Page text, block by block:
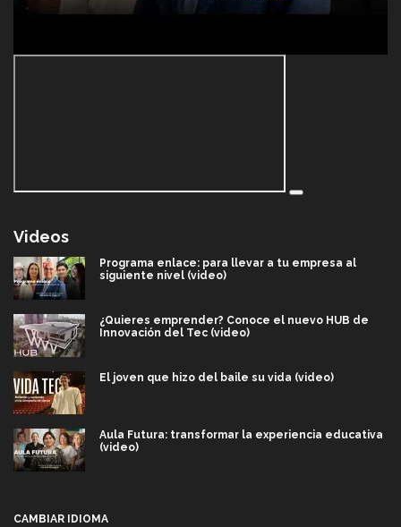
Videos
Programa enlace: para llevar a tu empresa al
siguiente nivel (video)
¿Quieres emprender? Conoce el nuevo HUB de
Innovación del Tec (video)
El joven que hizo del baile su vida (video)
Aula Futura: transformar la experiencia educativa
(video)
CAMBIAR IDIOMA